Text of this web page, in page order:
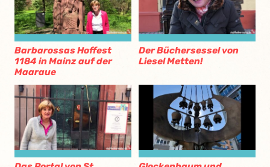
Barbarossas Hoffest
1184 in Mainz auf der
Maaraue
Der Büchersessel von
Liesel Metten!